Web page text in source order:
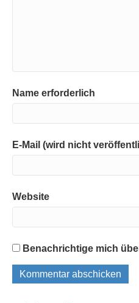
Name erforderlich
E-Mail (wird nicht
Website
Benachrichtige mich